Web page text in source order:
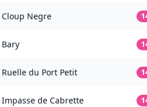
Cloup Negre
Bary
Ruelle du Port Petit
Impasse de Cabrette